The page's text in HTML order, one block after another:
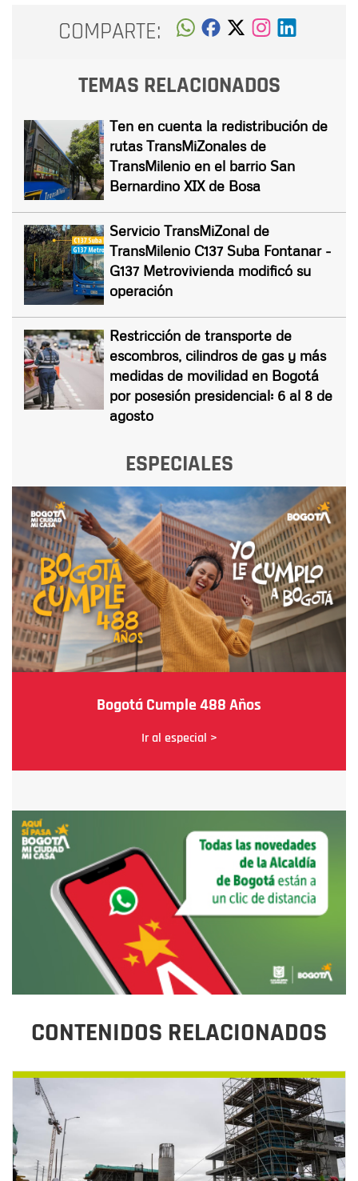
COMPARTE:
TEMAS RELACIONADOS
Ten en cuenta la redistribución de
rutas TransMiZonales de
TransMilenio en el barrio San
Bernardino XIX de Bosa
Servicio TransMiZonal de
TransMilenio C137 Suba Fontanar -
G137 Metrovivienda modificó su
operación
Restricción de transporte de
escombros, cilindros de gas y más
medidas de movilidad en Bogotá
por posesión presidencial: 6 al 8 de
agosto
ESPECIALES
Bogotá Cumple 488 Años
Ir al especial >
CONTENIDOS RELACIONADOS